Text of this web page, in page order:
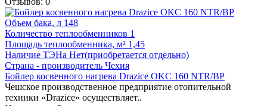
Объем бака, л 148
Количество теплообменников 1
Площадь теплообменника, м² 1,45
Наличие ТЭНа Нет(приобретается отдельно)
Страна - производитель Чехия
Бойлер косвенного нагрева Drazice OKC 160 NTR/ВР
Чешское производственное предприятие отопительной
техники «Drazice» осуществляет..